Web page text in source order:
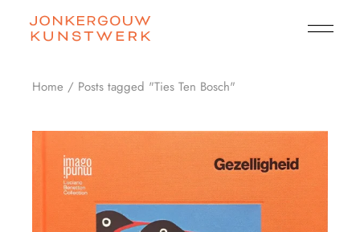
content
Home Posts tagged "Ties Ten Bosch"